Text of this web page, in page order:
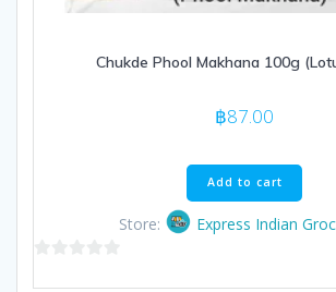
Chukde Phool Makhana 100g
฿87.00
Add to cart
Store: Express Indian